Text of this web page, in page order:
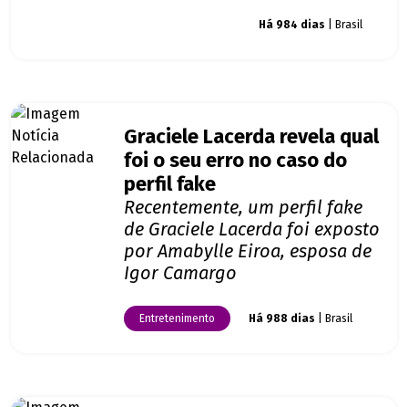
Há 984 dias | Brasil
Graciele Lacerda revela qual
foi o seu erro no caso do
perfil fake
Recentemente, um perfil fake
de Graciele Lacerda foi exposto
por Amabylle Eiroa, esposa de
Igor Camargo
Entretenimento Há 988 dias | Brasil